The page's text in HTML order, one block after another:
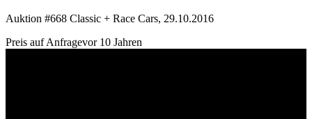
Auktion #668 Classic + Race Cars, 29.10.2016
Preis auf Anfragevor 10 Jahren